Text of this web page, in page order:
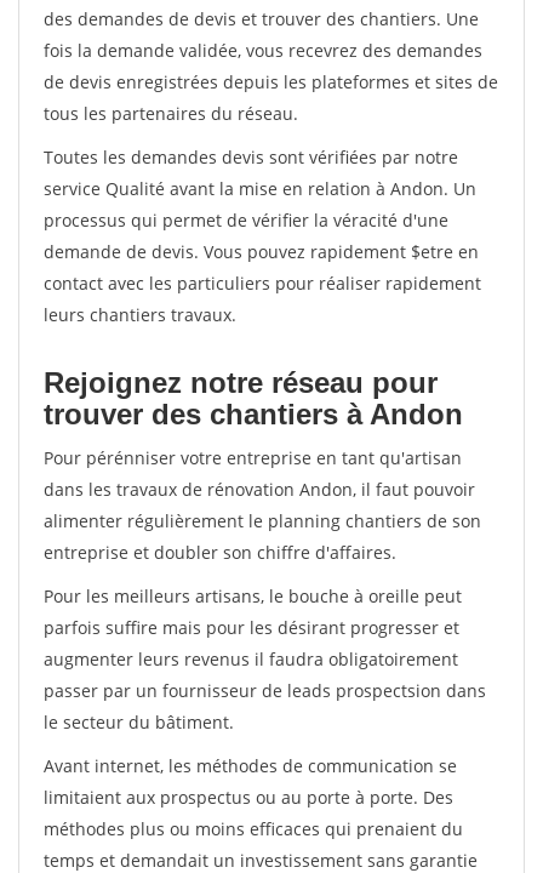
des demandes de devis et trouver des chantiers. Une
fois la demande validée, vous recevrez des demandes
de devis enregistrées depuis les plateformes et sites de
tous les partenaires du réseau.
Toutes les demandes devis sont vérifiées par notre
service Qualité avant la mise en relation à Andon. Un
processus qui permet de vérifier la véracité d'une
demande de devis. Vous pouvez rapidement $etre en
contact avec les particuliers pour réaliser rapidement
leurs chantiers travaux.
Rejoignez notre réseau pour
trouver des chantiers à Andon
Pour pérénniser votre entreprise en tant qu'artisan
dans les travaux de rénovation Andon, il faut pouvoir
alimenter régulièrement le planning chantiers de son
entreprise et doubler son chiffre d'affaires.
Pour les meilleurs artisans, le bouche à oreille peut
parfois suffire mais pour les désirant progresser et
augmenter leurs revenus il faudra obligatoirement
passer par un fournisseur de leads prospectsion dans
le secteur du bâtiment.
Avant internet, les méthodes de communication se
limitaient aux prospectus ou au porte à porte. Des
méthodes plus ou moins efficaces qui prenaient du
temps et demandait un investissement sans garantie